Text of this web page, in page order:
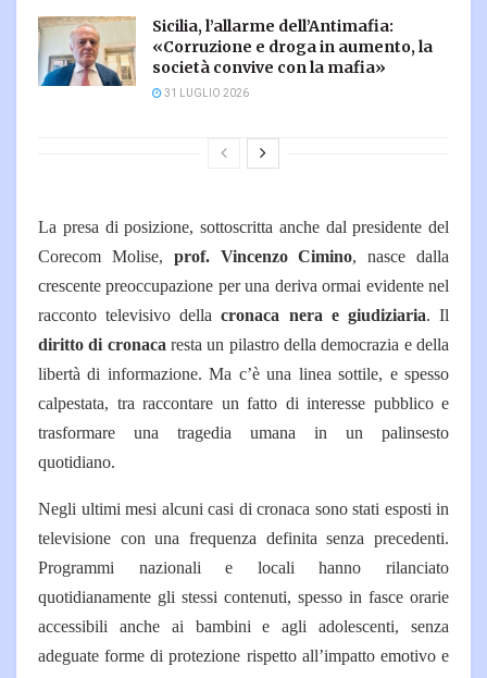
Sicilia, l’allarme dell’Antimafia:
«Corruzione e droga in aumento, la
società convive con la mafia»
31 LUGLIO 2026
La presa di posizione, sottoscritta anche dal presidente del
Corecom Molise, prof. Vincenzo Cimino, nasce dalla
crescente preoccupazione per una deriva ormai evidente nel
racconto televisivo dellacronaca nera e giudiziaria.Il
diritto di cronaca resta un pilastro della democrazia e della
libertà di informazione. Ma c’è una linea sottile, e spesso
calpestata, tra raccontare un fatto di interesse pubblico e
trasformare una tragedia umana in un palinsesto
quotidiano.
Negli ultimi mesi alcuni casi di cronaca sono stati esposti in
televisione con una frequenza definita senza precedenti.
Programmi nazionali e locali hanno rilanciato
quotidianamente gli stessi contenuti, spesso in fasce orarie
accessibili anche ai bambini e agli adolescenti, senza
adeguate forme di protezione rispetto all’impatto emotivo e